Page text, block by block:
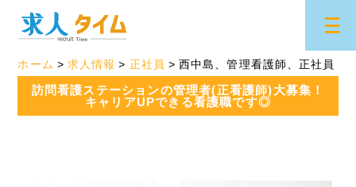
ホーム 求人情報 正社員 西中島、管理看護師、正社員
訪問看護ステーションの管理者(正看護師)大募集！
キャリアUPできる看護職です◎